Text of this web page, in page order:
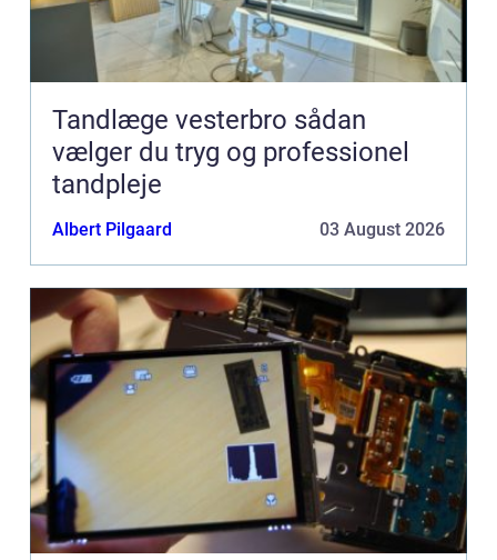
Tandlæge vesterbro sådan
vælger du tryg og professionel
tandpleje
Albert Pilgaard 03 August 2026